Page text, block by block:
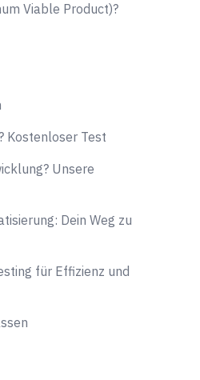
Viable Product)?
Kostenloser Test
Unsere
Dein Weg zu
für Effizienz und